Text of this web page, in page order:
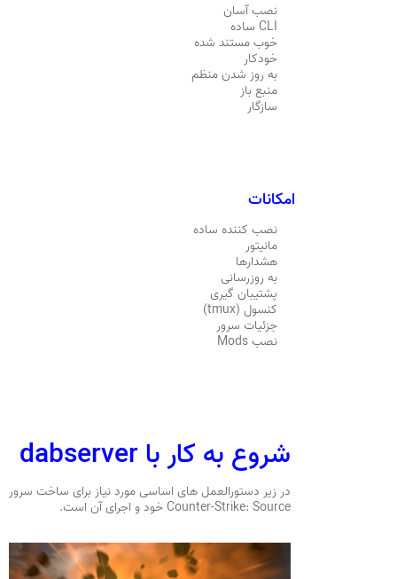
نصب آسان
CLI ساده
خوب مستند شده
خودکار
به روز شدن منظم
منبع باز
سازگار
امکانات
نصب کننده ساده
مانیتور
هشدارها
به روزرسانی
پشتیبان گیری
کنسول (tmux)
جزئیات سرور
نصب Mods
شروع به کار با dabserver
در زیر دستورالعمل های اساسی مورد نیاز برای ساخت سرور
Counter-Strike: Source خود و اجرای آن است.